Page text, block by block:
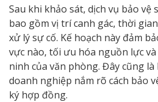
Sau khi khảo sát, dịch vụ bảo vệ
bao gồm vị trí canh gác, thời
xử lý sự cố. Kế hoạch này đảm
vực nào, tối ưu hóa nguồn lực
ninh của văn phòng. Đây cũng
doanh nghiệp nắm rõ cách bảo
ký hợp đồng.